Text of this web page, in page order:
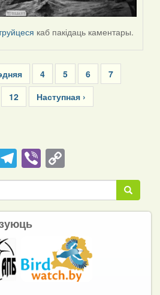
каб пакідаць каментары.
Page
4 Page
5 Page
6 Page
7
Page
12
Next
page
Наступная ›
Telegram
ViberCopy
Link Пошук
Пошук